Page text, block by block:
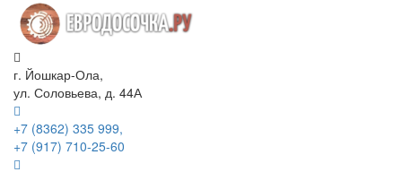
г. Йошкар-Ола,
ул. Соловьева, д. 44А
+7 (8362) 335 999,
+7 (917) 710-25-60